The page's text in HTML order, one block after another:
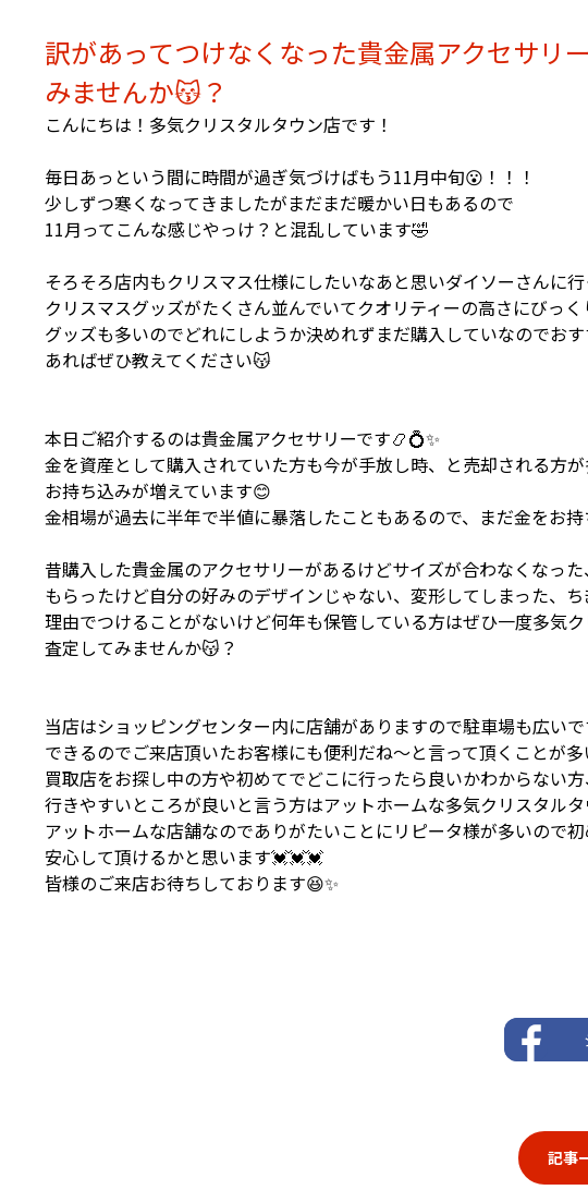
訳があってつけなくなった貴金属アクセサリ
みませんか😽？
こんにちは！多気クリスタルタウン店です！
毎日あっという間に時間が過ぎ気づけばもう11月中旬😮！！！
少しずつ寒くなってきましたがまだまだ暖かい日もあるので
11月ってこんな感じやっけ？と混乱しています🤣
そろそろ店内もクリスマス仕様にしたいなあと思いダイソーさんに
クリスマスグッズがたくさん並んでいてクオリティーの高さにびっく
グッズも多いのでどれにしようか決めれずまだ購入していなのでお
あればぜひ教えてください😽
本日ご紹介するのは貴金属アクセサリーです📿💍✨
金を資産として購入されていた方も今が手放し時、と売却される方
お持ち込みが増えています😊
金相場が過去に半年で半値に暴落したこともあるので、まだ金をお
昔購入した貴金属のアクセサリーがあるけどサイズが合わなくなっ
もらったけど自分の好みのデザインじゃない、変形してしまった、
理由でつけることがないけど何年も保管している方はぜひ一度多気
査定してみませんか😽？
当店はショッピングセンター内に店舗がありますので駐車場も広い
できるのでご来店頂いたお客様にも便利だね～と言って頂くことが多
買取店をお探し中の方や初めてでどこに行ったら良いかわからない
行きやすいところが良いと言う方はアットホームな多気クリスタル
アットホームな店舗なのでありがたいことにリピータ様が多いので
安心して頂けるかと思います💓💓💓
皆様のご来店お待ちしております😆✨
記事